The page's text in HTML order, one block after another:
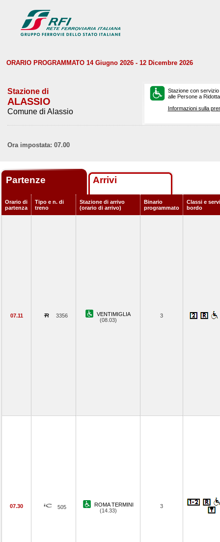
ORARIO PROGRAMMATO 14 Giugno 2026 - 12 Dicembre 2026
Stazione di
ALASSIO
Comune di Alassio
Stazione con
alle Persone a
Informazioni sulla
Ora impostata: 07.00
Partenze Arrivi
Orario di
partenza
Tipo e n. di
treno
Stazione di arrivo
(orario di arrivo)
Binario
programmato
Classi e
bordo
07.11 3356
VENTIMIGLIA
(08.03)
3
07.30 505
ROMA TERMINI
(14.33)
3